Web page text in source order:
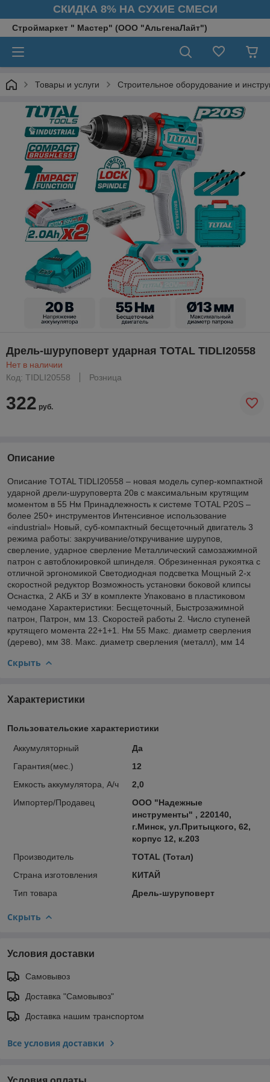
СКИДКА 8% НА СУХИЕ СМЕСИ
Строймаркет " Мастер" (ООО "АльгенаЛайт")
Товары и услуги Строительное оборудование и
Дрель-шуруповерт ударная TOTAL TIDLI20558
Нет в наличии
Код: TIDLI20558
Розница
322 руб.
Описание
Описание TOTAL TIDLI20558 – новая модель супер-компактной
ударной дрели-шуруповерта 20в с максимальным крутящим
моментом в 55 Нм Принадлежность к системе TOTAL P20S –
более 250+ инструментов Интенсивное использование
«industrial» Новый, суб-компактный бесщеточный двигатель 3
режима работы: закручивание/откручивание шурупов,
сверление, ударное сверление Металлический самозажимной
патрон с автоблокировкой шпинделя. Обрезиненная рукоятка с
отличной эргономикой Светодиодная подсветка Мощный 2-х
скоростной редуктор Возможность установки боковой клипсы
Оснастка, 2 АКБ и ЗУ в комплекте Упаковано в пластиковом
чемодане Характеристики: Бесщеточный, Быстрозажимной
патрон, Патрон, мм 13. Скоростей работы 2. Число ступеней
крутящего момента 22+1+1. Нм 55 Макс. диаметр сверления
(дерево), мм 38. Макс. диаметр сверления (металл), мм 14
Скрыть
Характеристики
Пользовательские характеристики
Аккумуляторный
Да
Гарантия(мес.)
12
Емкость аккумулятора, А/ч
2,0
Импортер/Продавец
ООО "Надежные
инструменты" , 220140,
г.Минск, ул.Притыцкого, 62,
корпус 12, к.203
Производитель
TOTAL (Тотал)
Страна изготовления
КИТАЙ
Тип товара
Дрель-шуруповерт
Скрыть
Условия доставки
Самовывоз
Доставка "Самовывоз"
Доставка нашим транспортом
Все условия доставки